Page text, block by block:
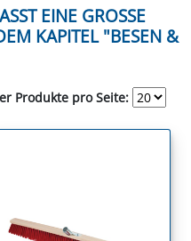
EINE GROSSE M
KAPITEL "BESEN & Z
Produkte pro Seite: